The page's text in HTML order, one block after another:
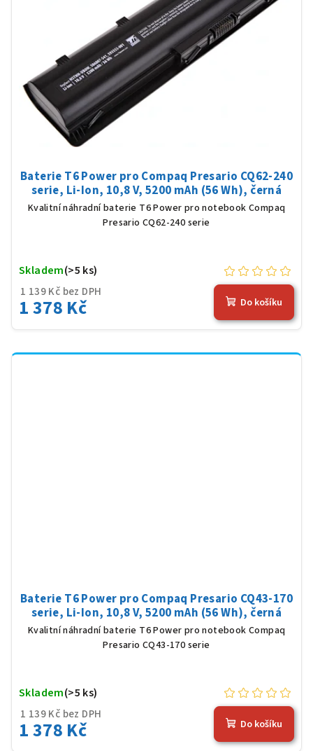
Baterie T6 Power pro Compaq Presario CQ62-240
serie, Li-Ion, 10,8 V, 5200 mAh (56 Wh), černá
Kvalitní náhradní baterie T6 Power pro notebook Compaq
Presario CQ62-240 serie
1 139 Kč bez DPH
1 378 Kč
Skladem(>5 ks)
Do košíku
Baterie T6 Power pro Compaq Presario CQ43-170
serie, Li-Ion, 10,8 V, 5200 mAh (56 Wh), černá
Kvalitní náhradní baterie T6 Power pro notebook Compaq
Presario CQ43-170 serie
1 139 Kč bez DPH
1 378 Kč
Skladem(>5 ks)
Do košíku